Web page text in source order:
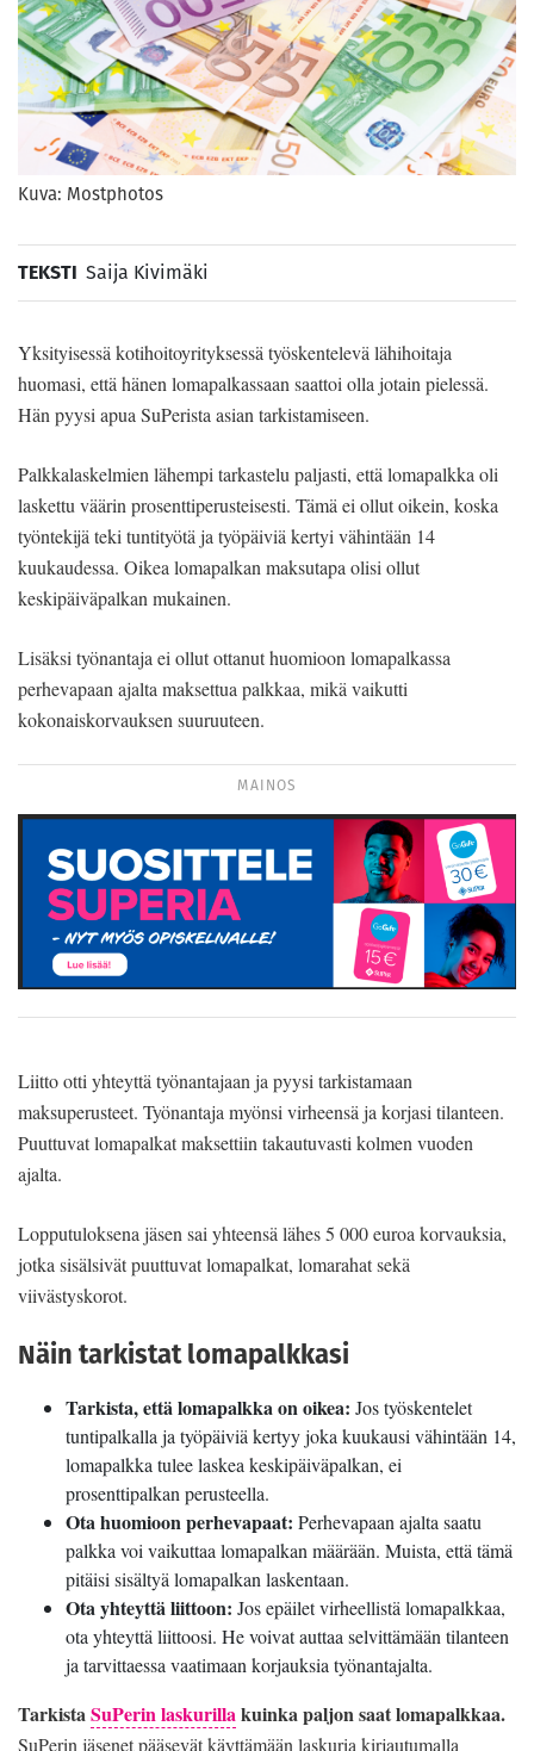
Kuva: Mostphotos
TEKSTI Saija Kivimäki
Yksityisessä kotihoitoyrityksessä työskentelevä lähihoitaja
huomasi, että hänen lomapalkassaan saattoi olla jotain pielessä.
Hän pyysi apua SuPerista asian tarkistamiseen.
Palkkalaskelmien lähempi tarkastelu paljasti, että lomapalkka oli
laskettu väärin prosenttiperusteisesti. Tämä ei ollut oikein, koska
työntekijä teki tuntityötä ja työpäiviä kertyi vähintään 14
kuukaudessa. Oikea lomapalkan maksutapa olisi ollut
keskipäiväpalkan mukainen.
Lisäksi työnantaja ei ollut ottanut huomioon lomapalkassa
perhevapaan ajalta maksettua palkkaa, mikä vaikutti
kokonaiskorvauksen suuruuteen.
MAINOS
Liitto otti yhteyttä työnantajaan ja pyysi tarkistamaan
maksuperusteet. Työnantaja myönsi virheensä ja korjasi tilanteen.
Puuttuvat lomapalkat maksettiin takautuvasti kolmen vuoden
ajalta.
Lopputuloksena jäsen sai yhteensä lähes 5 000 euroa korvauksia,
jotka sisälsivät puuttuvat lomapalkat, lomarahat sekä
viivästyskorot.
Näin tarkistat lomapalkkasi
Tarkista, että lomapalkka on oikea: Jos työskentelet
tuntipalkalla ja työpäiviä kertyy joka kuukausi vähintään 14,
lomapalkka tulee laskea keskipäiväpalkan, ei
prosenttipalkan perusteella.
Ota huomioon perhevapaat: Perhevapaan ajalta saatu
palkka voi vaikuttaa lomapalkan määrään. Muista, että tämä
pitäisi sisältyä lomapalkan laskentaan.
Ota yhteyttä liittoon: Jos epäilet virheellistä lomapalkkaa,
ota yhteyttä liittoosi. He voivat auttaa selvittämään tilanteen
ja tarvittaessa vaatimaan korjauksia työnantajalta.
TarkistaSuPerin laskurillakuinka paljon saat lomapalkkaa.
SuPerin jäsenet pääsevät käyttämään laskuria kirjautumalla